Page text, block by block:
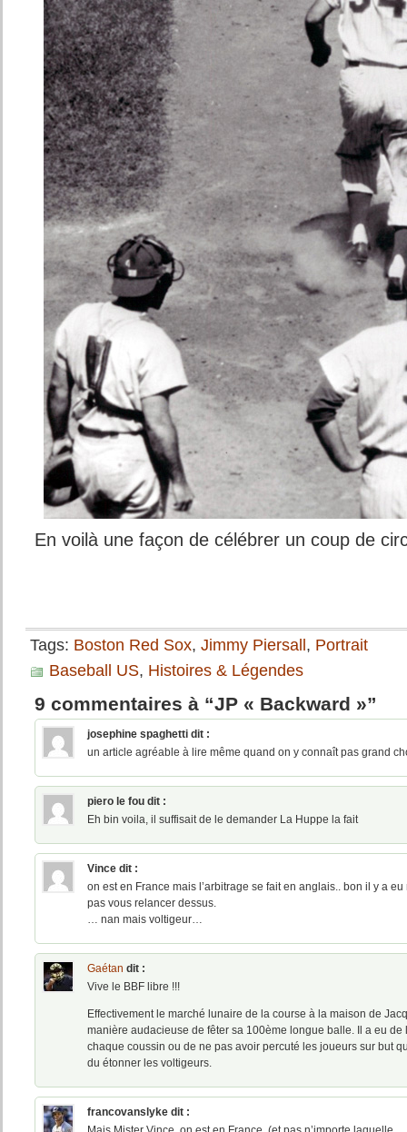
En voilà une façon de célébrer un coup de
Tags: Boston Red Sox, Jimmy Piersall , Portrait
Baseball US, Histoires & Légendes
9 commentaires à “JP « Backward »”
josephine spaghetti dit :
un article agréable à lire même quand on y connaît pas grand
piero le fou dit :
Eh bin voila, il suffisait de le demander La Huppe la fait
Vince dit :
on est en France mais l’arbitrage se fait en anglais.. bon il y a
pas vous relancer dessus.
… nan mais voltigeur…
Gaétan dit :
Vive le BBF libre !!!
Effectivement le marché lunaire de la course à la maison de
manière audacieuse de fêter sa 100ème longue balle. Il a eu
chaque coussin ou de ne pas avoir percuté les joueurs sur but
du étonner les voltigeurs.
francovanslyke dit :